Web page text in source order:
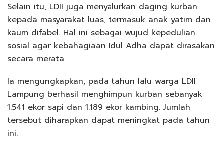
Selain itu, LDII juga menyalurkan daging kurban
kepada masyarakat luas, termasuk anak yatim dan
kaum difabel. Hal ini sebagai wujud kepedulian
sosial agar kebahagiaan Idul Adha dapat dirasakan
secara merata.
Ia mengungkapkan, pada tahun lalu warga LDII
Lampung berhasil menghimpun kurban sebanyak
1.541 ekor sapi dan 1.189 ekor kambing. Jumlah
tersebut diharapkan dapat meningkat pada tahun
ini.